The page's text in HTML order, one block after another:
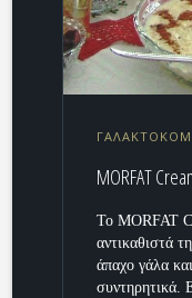
MORFAT
Το MORFAT
αντικαθιστά
άπαχο γάλα
συντηρητικά.